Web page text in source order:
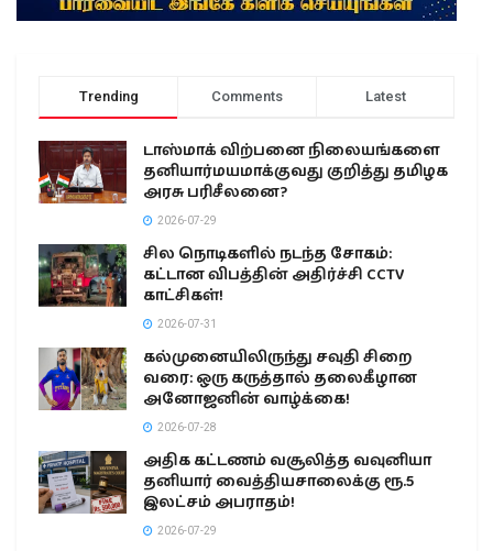
Trending Comments Latest
டாஸ்மாக் விற்பனை நிலையங்களை
தனியார்மயமாக்குவது குறித்து தமிழக
அரசு பரிசீலனை?
2026-07-29
சில நொடிகளில் நடந்த சோகம்:
கட்டான விபத்தின் அதிர்ச்சி CCTV
காட்சிகள்!
2026-07-31
கல்முனையிலிருந்து சவுதி சிறை
வரை: ஒரு கருத்தால் தலைகீழான
அனோஜனின் வாழ்க்கை!
2026-07-28
அதிக கட்டணம் வசூலித்த வவுனியா
தனியார் வைத்தியசாலைக்கு ரூ.5
இலட்சம் அபராதம்!
2026-07-29